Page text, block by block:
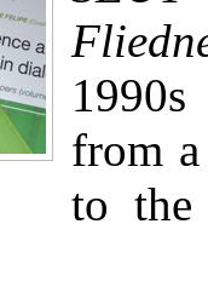
from a
to the